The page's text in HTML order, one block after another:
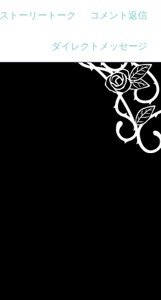
ストーリートーク コメント返信
ダイレクトメッセージ